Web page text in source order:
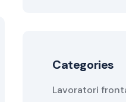
Categories
Lavoratori